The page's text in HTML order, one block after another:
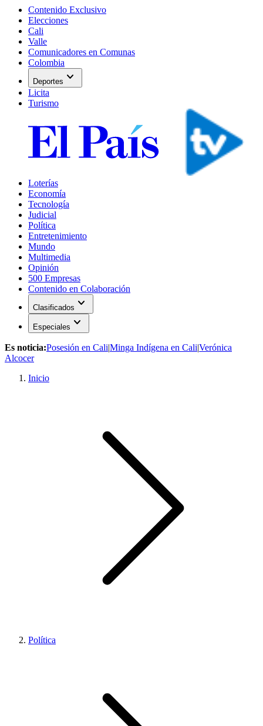
Contenido Exclusivo
Elecciones
Cali
Valle
Comunicadores en Comunas
Colombia
Deportes expand_more
Licita
Turismo
Loterías
Economía
Tecnología
Judicial
Política
Entretenimiento
Mundo
Multimedia
Opinión
500 Empresas
Contenido en Colaboración
Clasificados expand_more
Especiales expand_more
Es noticia:Posesión en Cali|Minga Indígena en Cali|Verónica
Alcocer
Inicio
Política